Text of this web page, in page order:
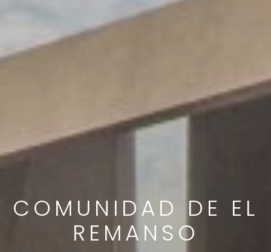
COMUNIDAD DE EL
REMANSO